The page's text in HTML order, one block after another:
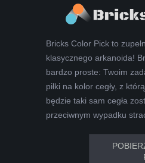
Bricks Color Pick to
klasycznego arkanoida!
bardzo proste: Twoim
piłki na kolor cegły, z
będzie taki sam cegła
przeciwnym wypadku